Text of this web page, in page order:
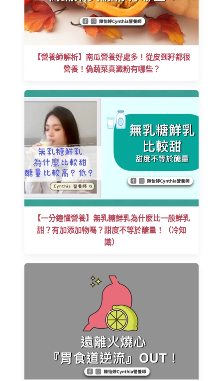
【營養師解析】南瓜營養好處多！從皮到籽都很
營養！偽蔬菜真澱粉有哪些？
【一分鐘懂營養】無乳糖鮮乳為什麼比一般鮮乳
甜？有加添加物嗎？甜度不等於醣量！（冷知
識）